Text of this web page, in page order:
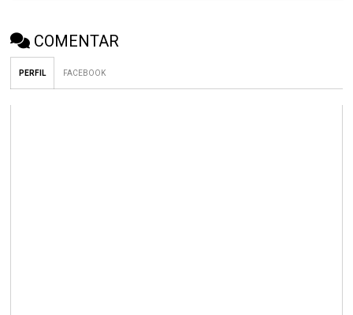
COMENTAR
PERFIL FACEBOOK